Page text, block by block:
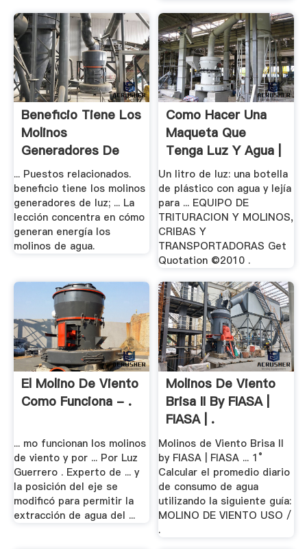
Beneficio Tiene Los
Molinos
Generadores De
Luz
... Puestos relacionados.
beneficio tiene los molinos
generadores de luz; ... La
lección concentra en cómo
generan energía los
molinos de agua.
Como Hacer Una
Maqueta Que
Tenga Luz Y Agua |
.
Un litro de luz: una botella
de plástico con agua y lejía
para ... EQUIPO DE
TRITURACION Y MOLINOS,
CRIBAS Y
TRANSPORTADORAS Get
Quotation ©2010 .
El Molino De Viento
Como Funciona - .
... mo funcionan los molinos
de viento y por ... Por Luz
Guerrero . Experto de ... y
la posición del eje se
modificó para permitir la
extracción de agua del ...
Molinos De Viento
Brisa II By FIASA |
FIASA | .
Molinos de Viento Brisa II
by FIASA | FIASA ... 1°
Calcular el promedio diario
de consumo de agua
utilizando la siguiente guía:
MOLINO DE VIENTO USO /
.